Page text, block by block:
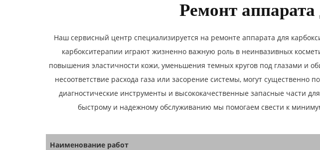
Ремонт
Наш сервисный центр специализируется на ремонте аппарата для
карбокситерапии играют жизненно важную роль в неинвазивных
повышения эластичности кожи, уменьшения темных кругов под глазами и
несоответствие расхода газа или засорение системы, могут
диагностические инструменты и высококачественные запасные части
быстрому и надежному обслуживанию мы помогаем свести к
Наименование работ